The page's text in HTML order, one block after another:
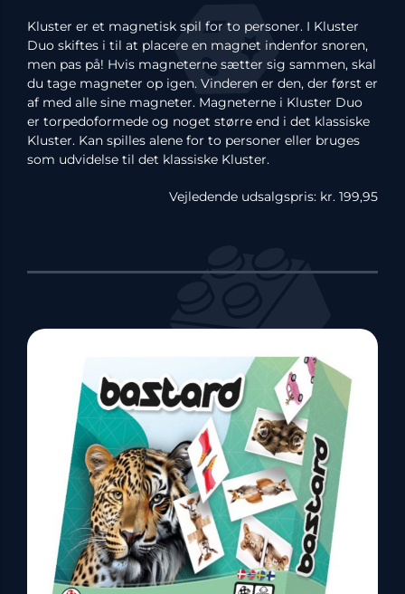
Kluster er et magnetisk spil for to personer. I Kluster
Duo skiftes i til at placere en magnet indenfor snoren,
men pas på! Hvis magneterne sætter sig sammen, skal
du tage magneter op igen. Vinderen er den, der først er
af med alle sine magneter. Magneterne i Kluster Duo
er torpedoformede og noget større end i det klassiske
Kluster. Kan spilles alene for to personer eller bruges
som udvidelse til det klassiske Kluster.
Vejledende udsalgspris: kr. 199,95